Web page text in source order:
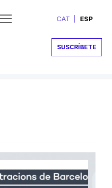
CAT ESP
SUSCRÍBETE